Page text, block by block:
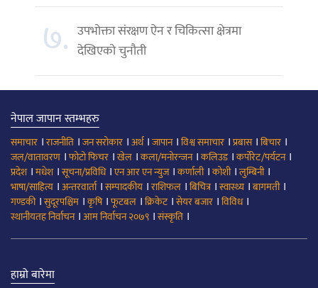
७. उपभोक्ता संरक्षण ऐन र चिकित्सा क्षेत्रमा
देखिएको चुनौती
नेपाल जापान स्तम्भहरु
समाचार ।राजनीति ।जन सरोकार ।अर्थ।जापान।विश्व समाचार ।प्रबास।बिचार ।
जल/वातावरण ।फोटो फिचर ।खेल ।कला/मनोरन्जन।कलिउड।कर्पोरेट/पर्यटन।
प्रदेश।मधेश।सूचना/प्रविधि।एन आर एन न्युज।कर्णाली।कोशी।लुम्बिनी।
भाषा/साहित्य ।अन्तरवार्ता।सम्पादकीय ।राशिफल ।बिचित्र।स्वास्थ्य ।बागमती।
गण्डकी।सुदूरपश्चिम ।कृषि।फूटबल ।क्रिकेट।सेयर बजार ।विविध।
स्थानीयतह निर्वाचन।आम निर्वाचन २०७९ ।संस्कृति ।
हाम्रो बारेमा